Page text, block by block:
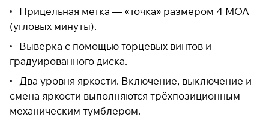
Прицельная метка — «точка» размером 4 МОА
(угловых минуты).
Выверка с помощью торцевых винтов и
градуированного диска.
Два уровня яркости. Включение, выключение и
смена яркости выполняются трёхпозиционным
механическим тумблером.
раз в 2
недели
8 800 302-02-51